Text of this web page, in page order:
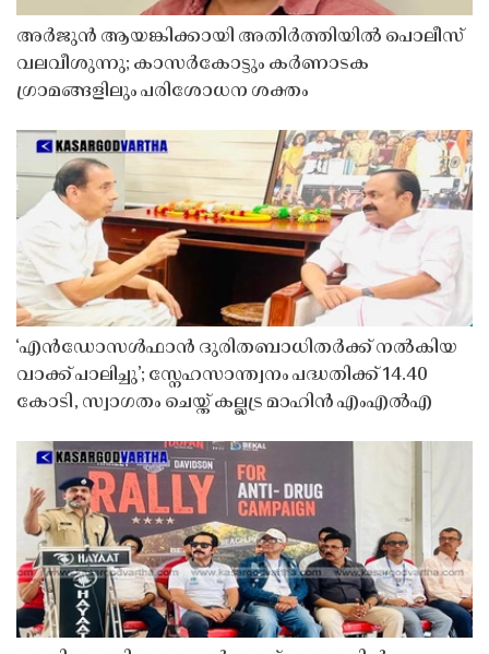
അർജുൻ ആയങ്കിക്കായി അതിർത്തിയിൽ പൊലീസ്
വലവീശുന്നു; കാസർകോട്ടും കർണാടക
ഗ്രാമങ്ങളിലും പരിശോധന ശക്തം
‘എൻഡോസൾഫാൻ ദുരിതബാധിതർക്ക് നൽകിയ
വാക്ക് പാലിച്ചു’; സ്നേഹസാന്ത്വനം പദ്ധതിക്ക് 14.40
കോടി, സ്വാഗതം ചെയ്ത് കല്ലട്ര മാഹിൻ എംഎൽഎ